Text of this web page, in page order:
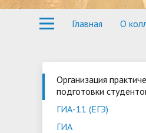
Главная О
Организация
подготовки
ГИА-11 (ЕГЭ)
ГИА